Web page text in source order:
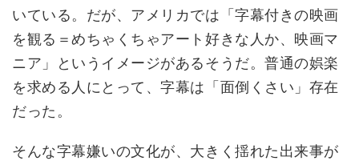
いている。だが、アメリカでは「字幕付きの映画
を観る＝めちゃくちゃアート好きな人か、映画マ
ニア」というイメージがあるそうだ。普通の娯楽
を求める人にとって、字幕は「面倒くさい」存在
だった。
そんな字幕嫌いの文化が、大きく揺れた出来事が